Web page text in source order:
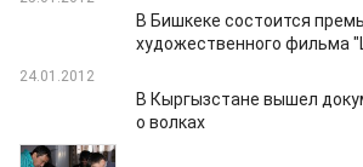
В Бишкеке состоится
художественного фильма
24.01.2012
В Кыргызстане вышел
о волках
24.01.2012